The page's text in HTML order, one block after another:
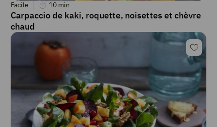
Facile 10 min
Carpaccio de kaki, roquette, noisettes et chèvre
chaud